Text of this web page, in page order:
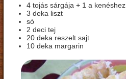
4 tojás sárgája + 1 a kenéshez
3 deka liszt
só
2 deci tej
20 deka reszelt sajt
10 deka margarin